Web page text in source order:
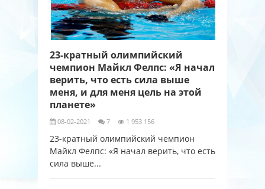
23-кратный олимпийский
чемпион Майкл Фелпс: «Я начал
верить, что есть сила выше
меня, и для меня цель на этой
планете»
08-02-2021 7 1 953 156
23-кратный олимпийский чемпион
Майкл Фелпс: «Я начал верить, что есть
сила выше...